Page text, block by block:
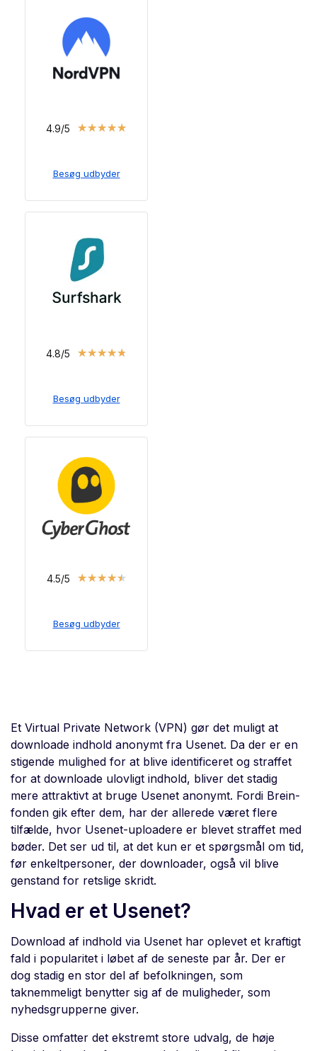
4.9/5 ★★★★★
Besøg udbyder
4.8/5 ★★★★★
Besøg udbyder
4.5/5 ★★★★★
Besøg udbyder
Et Virtual Private Network (VPN) gør det muligt at
downloade indhold anonymt fra Usenet. Da der er en
stigende mulighed for at blive identificeret og straffet
for at downloade ulovligt indhold, bliver det stadig
mere attraktivt at bruge Usenet anonymt. Fordi Brein-
fonden gik efter dem, har der allerede været flere
tilfælde, hvor Usenet-uploadere er blevet straffet med
bøder. Det ser ud til, at det kun er et spørgsmål om tid,
før enkeltpersoner, der downloader, også vil blive
genstand for retslige skridt.
Hvad er et Usenet?
Download af indhold via Usenet har oplevet et kraftigt
fald i popularitet i løbet af de seneste par år. Der er
dog stadig en stor del af befolkningen, som
taknemmeligt benytter sig af de muligheder, som
nyhedsgrupperne giver.
Disse omfatter det ekstremt store udvalg, de høje